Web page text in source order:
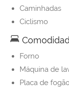
Caminhadas
Ciclismo
Forno
Máquina de
Placa de